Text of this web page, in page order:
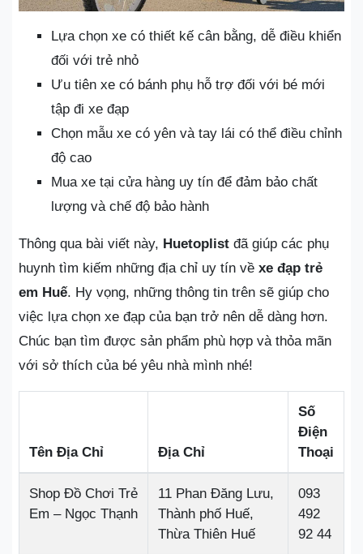
Lựa chọn xe có thiết kế cân bằng, dễ điều khiển
đối với trẻ nhỏ
Ưu tiên xe có bánh phụ hỗ trợ đối với bé mới
tập đi xe đạp
Chọn mẫu xe có yên và tay lái có thể điều chỉnh
độ cao
Mua xe tại cửa hàng uy tín để đảm bảo chất
lượng và chế độ bảo hành
Thông qua bài viết này, Huetoplist đã giúp các phụ
huynh tìm kiếm những địa chỉ uy tín về xe đạp trẻ
em Huế. Hy vọng, những thông tin trên sẽ giúp cho
việc lựa chọn xe đạp của bạn trở nên dễ dàng hơn.
Chúc bạn tìm được sản phẩm phù hợp và thỏa mãn
với sở thích của bé yêu nhà mình nhé!
Tên Địa Chỉ Địa Chỉ
Số
Điện
Thoại
Shop Đồ Chơi Trẻ
Em – Ngọc Thạnh
11 Phan Đăng Lưu,
Thành phố Huế,
Thừa Thiên Huế
093
492
92 44